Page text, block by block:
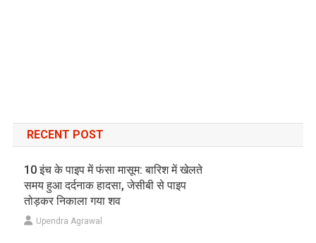
RECENT POST
10 इंच के पाइप में फंसा मासूम: बारिश में खेलते
समय हुआ दर्दनाक हादसा, जेसीबी से पाइप
तोड़कर निकाला गया शव
Upendra Agrawal